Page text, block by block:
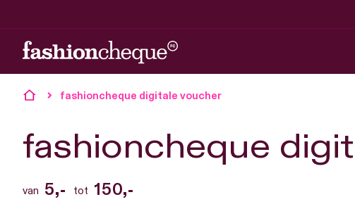
fashioncheque digitale voucher
fashioncheque
van 5,- tot 150,-